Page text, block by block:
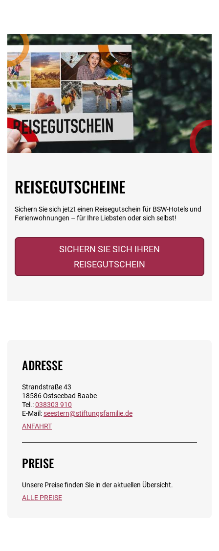
unbekannten Teil der Insel Rügen: Das nördliche Muttland.
1x Nordrügen – Tour mit Kap Arkona und Königsstuhl 1x
Besuch im Kabarett Lachmöwe 1x Besuch im Historisch-
Technischen-Informationszentrum Peenemünde Gewinnen
Sie interessante Einblicke bei einer Führung über
das größte militärische Forschungszentrum Europas
während des 2. Weltkrieges. Anschließend geht es über
Wolgast nach Greifswald wo Sie Zeit zum Flanieren durch
die Innenstadt haben werden. Mindestteilnehmer: 40
Personen Es gelten die Reisebedingungen der Stiftung BSW
(Teil A) und das Informationsblatt zum Pauschalreiserecht.
REISEGUTSCHEINE
Sichern Sie sich jetzt einen Reisegutschein für BSW-Hotels und
Ferienwohnungen – für Ihre Liebsten oder sich selbst!
SICHERN SIE SICH IHREN
REISEGUTSCHEIN
ADRESSE
Strandstraße 43
18586 Ostseebad Baabe
Tel.:038303 910
E-Mail:seestern@stiftungsfamilie.de
ANFAHRT
PREISE
Unsere Preise finden Sie in der aktuellen Übersicht.
ALLE PREISE